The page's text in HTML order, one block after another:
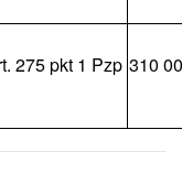
275 pkt 1 Pzp 310